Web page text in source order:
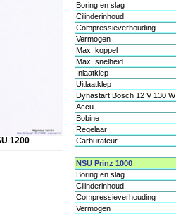
1200
Boring en slag
Cilinderinhoud
Compressieverhouding
Vermogen
Max. koppel
Max. snelheid
Inlaatklep
Uitlaatklep
Dynastart Bosch 12 V 130 W
Accu
Bobine
Regelaar
Carburateur
NSU Prinz 1000
Boring en slag
Cilinderinhoud
Compressieverhouding
Vermogen